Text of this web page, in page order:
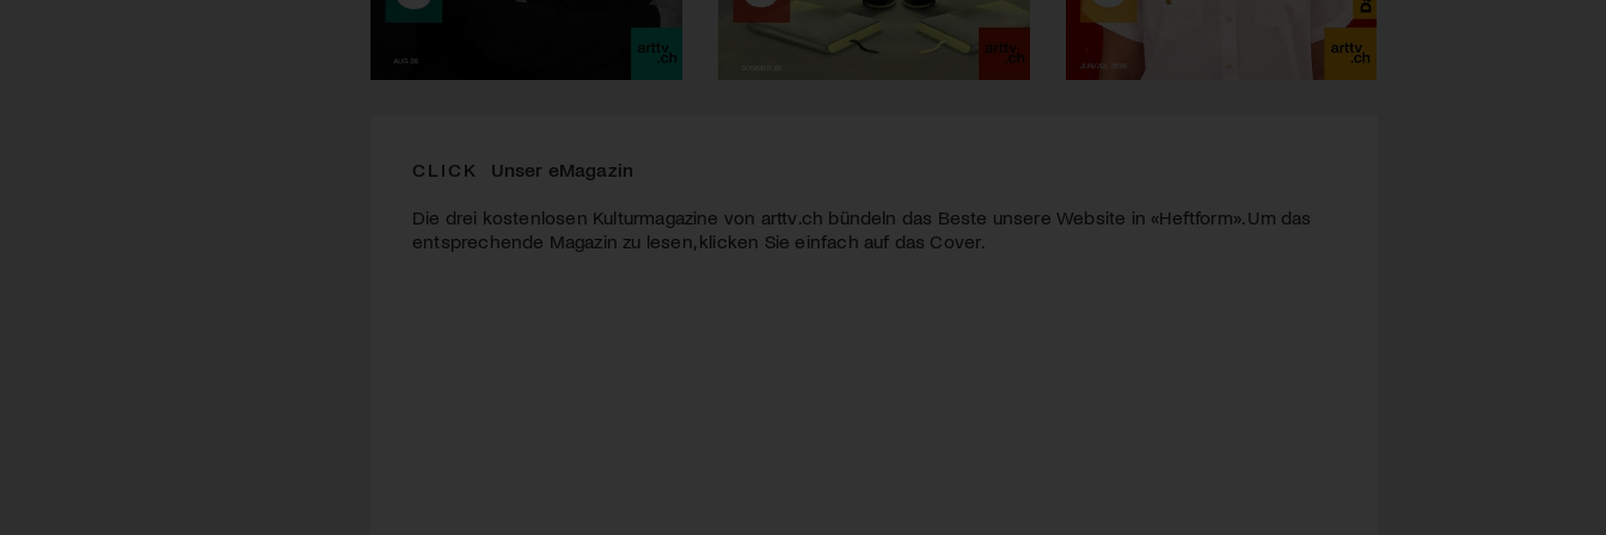
CLICK Unser eMagazin
Die drei kostenlosen Kulturmagazine von arttv.ch bündeln das Beste unsere Website in «Heftform». Um das
entsprechende Magazin zu lesen, klicken Sie einfach auf das Cover.